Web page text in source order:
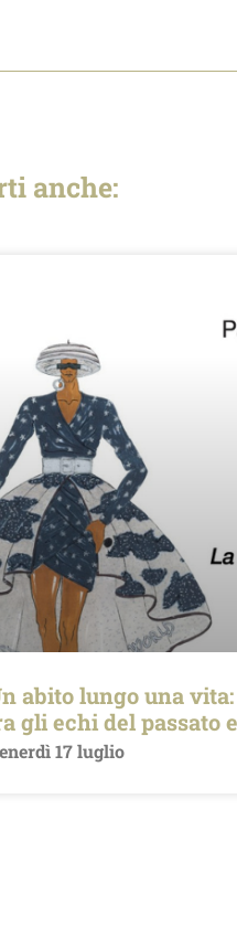
anche:
abito lungo una
gli echi del passato
17 luglio